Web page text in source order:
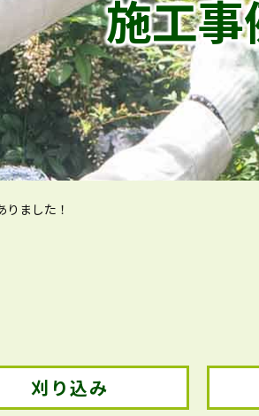
施工事
ました！
刈り込み